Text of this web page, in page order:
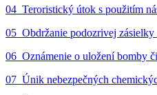
04_Teroristický útok s použitím
05_Obdržanie podozrivej zásielky
06_Oznámenie o uložení bomby
07_Únik nebezpečných